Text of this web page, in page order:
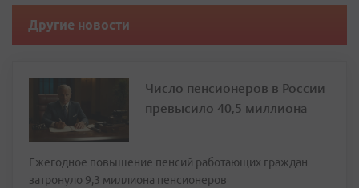
Другие новости
Число пенсионеров в России
превысило 40,5 миллиона
Ежегодное повышение пенсий работающих граждан
затронуло 9,3 миллиона пенсионеров